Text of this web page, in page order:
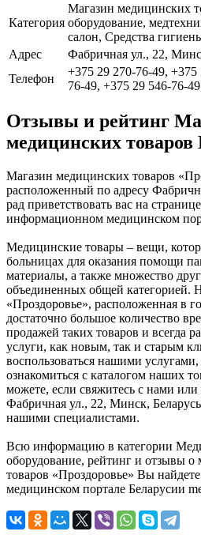
Категория
Магазин медицинских
оборудование,
салон, Средства
Адрес
Фабричная ул., 22,
Телефон
+375 29 270-76-49,
76-49, +375 29 546-76-
Отзывы и рейтинг
медицинских товаров
Магазин медицинских товаров
расположенный по адресу
рад приветствовать вас на
информационном медицинском
Медицинские товары – вещи,
больницах для оказания помощи
материалы, а также множество
объединенных общей категорией.
«Проздоровье», расположенная в
достаточно большое количество
продажей таких товаров и всегда
услуги, как новым, так и старым
воспользоваться нашими
ознакомиться с каталогом наших
можете, если свяжитесь с нами или
Фабричная ул., 22, Минск,
нашими специалистами.
Всю информацию в категории
оборудование, рейтинг и отзывы о
товаров «Проздоровье» Вы
медицинском портале Беларусии